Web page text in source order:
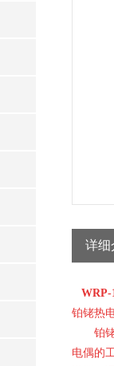
详细
WRP-
铂铑热
铂铑
电偶的